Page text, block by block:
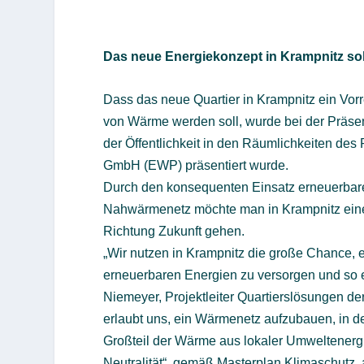
Das neue Energiekonzept in Krampnitz
Dass das neue Quartier in Krampnitz ein
von Wärme werden soll, wurde bei der
der Öffentlichkeit in den Räumlichkeiten
GmbH (EWP) präsentiert wurde.
Durch den konsequenten Einsatz
Nahwärmenetz möchte man in Krampnitz
Richtung Zukunft gehen.
„Wir nutzen in Krampnitz die große
erneuerbaren Energien zu versorgen und
Niemeyer, Projektleiter Quartierslösungen
erlaubt uns, ein Wärmenetz aufzubauen, in
Großteil der Wärme aus lokaler